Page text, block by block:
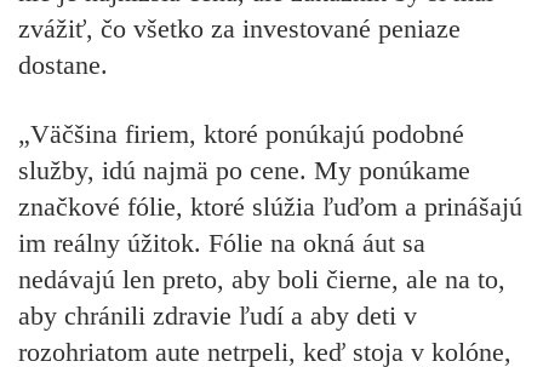
zvážiť, čo všetko za investované peniaze
dostane.
„Väčšina firiem, ktoré ponúkajú podobné
služby, idú najmä po cene. My ponúkame
značkové fólie, ktoré slúžia ľuďom a prinášajú
im reálny úžitok. Fólie na okná áut sa
nedávajú len preto, aby boli čierne, ale na to,
aby chránili zdravie ľudí a aby deti v
rozohriatom aute netrpeli, keď stoja v kolóne,